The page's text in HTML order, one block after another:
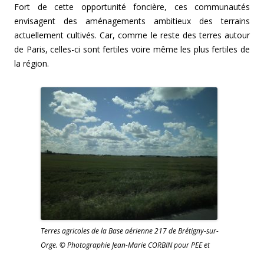
Fort de cette opportunité foncière, ces communautés
envisagent des aménagements ambitieux des terrains
actuellement cultivés. Car, comme le reste des terres autour
de Paris, celles-ci sont fertiles voire même les plus fertiles de
la région.
Terres agricoles de la Base aérienne 217 de Brétigny-sur-
Orge. © Photographie Jean-Marie CORBIN pour PEE et